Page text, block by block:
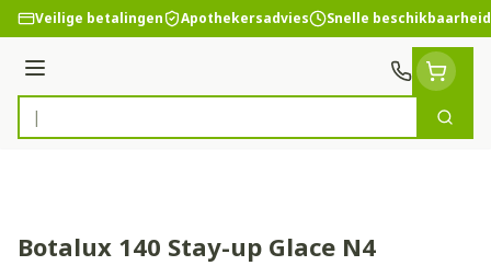
Ga naar de inhoud
Veilige betalingen Apothekersadvies Snelle beschikbaarheid
Menu
Product, merk, categorie...
Zoek
Botalux 140 Stay-up Glace N4